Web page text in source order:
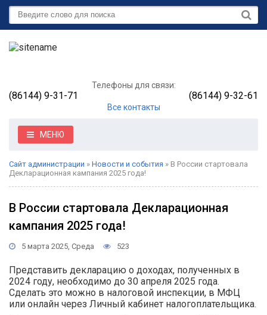
Телефоны для связи:
(86144) 9-31-71 (86144) 9-32-61
Все контакты
МЕНЮ
Сайт администрации » Новости и события » В России стартовала
Декларационная кампания 2025 года!
В России стартовала Декларационная
кампания 2025 года!
5 марта 2025, Среда 523
Представить декларацию о доходах, полученных в
2024 году, необходимо до 30 апреля 2025 года.
Сделать это можно в налоговой инспекции, в МФЦ
или онлайн через Личный кабинет налогоплательщика.